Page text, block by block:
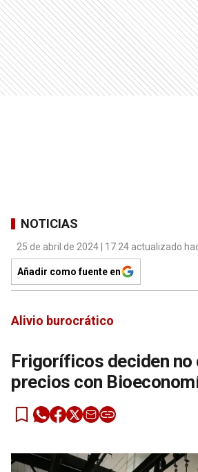
NOTICIAS
25 de abril de 2024 | 17:24 actualizado
Añadir como fuente en
Alivio burocrático
Frigoríficos deciden
precios con